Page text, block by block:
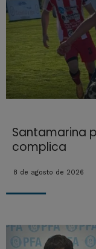
Santamarina
complica
8 de agosto de 2026